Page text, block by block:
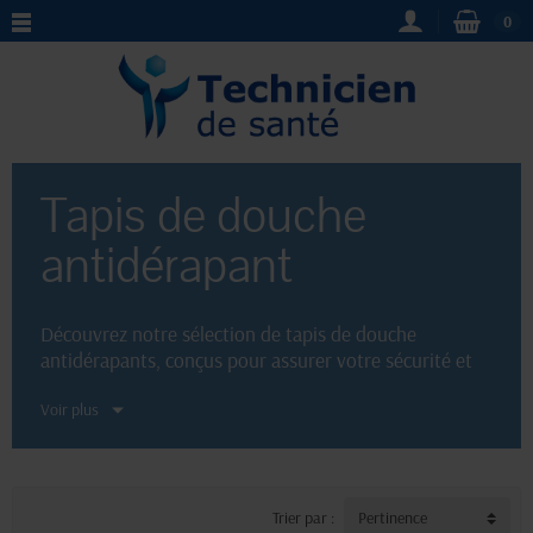
0
Tapis de douche
antidérapant
Découvrez notre sélection de tapis de douche
antidérapants, conçus pour assurer votre sécurité et
tapis de douche
antidérapants, disponibles en différentes tailles et
Voir plus
Trier par : Pertinence